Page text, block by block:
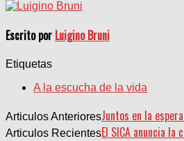
Escrito por Luigino Bruni
Etiquetas
A la escucha de la vida
Articulos AnterioresJuntos en la
Articulos RecientesEl SICA anuncia la